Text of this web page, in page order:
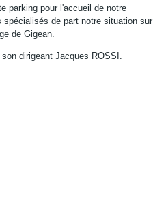
parking pour l'accueil de notre
de part notre situation sur
de Gigean.
dirigeant Jacques ROSSI.